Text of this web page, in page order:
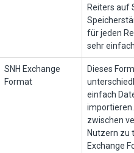
Reiters auf
für jeden
sehr
SNH Exchange
Format
Dieses
einfach
zwischen
Nutzern zu
Exchange